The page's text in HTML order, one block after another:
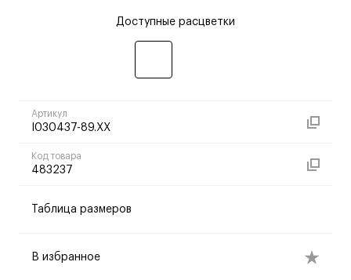
Доступные расцветки
Артикул
I030437-89.XX
Код товара
483237
Таблица размеров
В избранное